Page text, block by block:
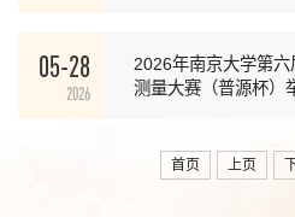
05-28
2026
2026年南京大学第
测量大赛（普源杯）
首页 上页